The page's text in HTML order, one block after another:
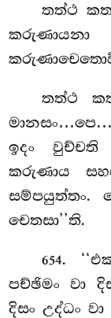
තත්ථ
තත්ථ
ඉදං වුච්චති
කරුණාය
සම්පයුත්තං.
චෙතසා’’ති.
654.
පච්ඡිමං වා
දිසං උද්ධං